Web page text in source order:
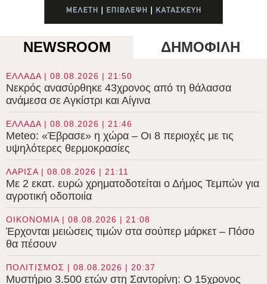
NEWSROOM ΔΗΜΟΦΙΛΗ
ΕΛΛΑΔΑ | 08.08.2026 | 21:50
Νεκρός ανασύρθηκε 43χρονος από τη θάλασσα
ανάμεσα σε Αγκίστρι και Αίγινα
ΕΛΛΑΔΑ | 08.08.2026 | 21:46
Meteo: «Έβρασε» η χώρα – Οι 8 περιοχές με τις
υψηλότερες θερμοκρασίες
ΛΑΡΙΣΑ | 08.08.2026 | 21:11
Με 2 εκατ. ευρώ χρηματοδοτείται ο Δήμος Τεμπών για
αγροτική οδοποιία
ΟΙΚΟΝΟΜΙΑ | 08.08.2026 | 21:08
Έρχονται μειώσεις τιμών στα σούπερ μάρκετ – Πόσο
θα πέσουν
ΠΟΛΙΤΙΣΜΟΣ | 08.08.2026 | 20:37
Μυστήριο 3.500 ετών στη Σαντορίνη: Ο 15χρονος